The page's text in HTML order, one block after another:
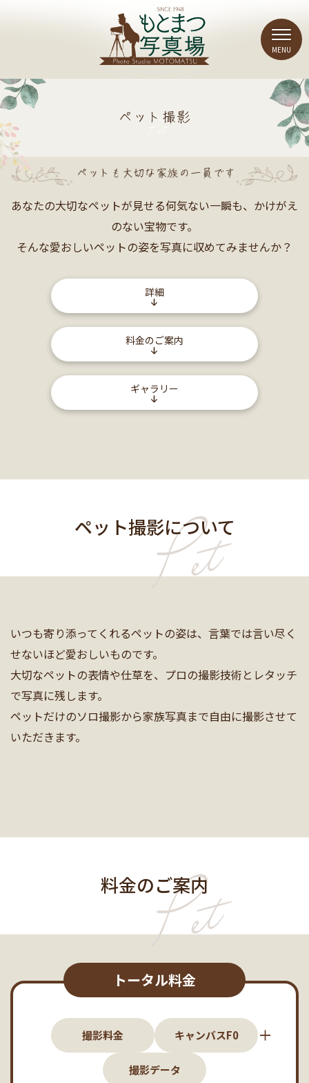
あなたの大切なペットが見せる何気ない一瞬も、かけがえ
のない宝物です。
そんな愛おしいペットの姿を写真に収めてみませんか？
詳細
料金のご案内
ギャラリー
ペット撮影について
いつも寄り添ってくれるペットの姿は、言葉では言い尽く
せないほど愛おしいものです。
大切なペットの表情や仕草を、プロの撮影技術とレタッチ
で写真に残します。
ペットだけのソロ撮影から家族写真まで自由に撮影させて
いただきます。
料金のご案内
トータル料金
撮影料金 キャンバスF0
撮影データ